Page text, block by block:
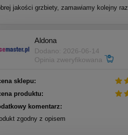
jakości grzbiety, zamawiamy kolejny raz
Aldona
Dodano: 2026-06-14
Opinia zweryfikowana
sklepu:
produktu:
komentarz:
zgodny z opisem